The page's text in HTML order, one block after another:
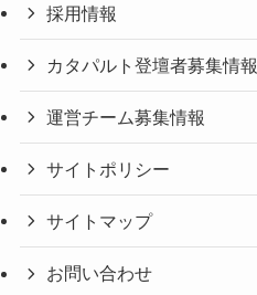
採用情報
カタパルト登壇者募集情報
運営チーム募集情報
サイトポリシー
サイトマップ
お問い合わせ